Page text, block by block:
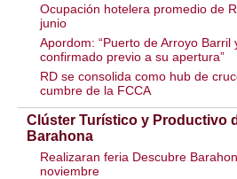
Ocupación hotelera promedio de
junio
Apordom: “Puerto de Arroyo
confirmado previo a su apertura”
RD se consolida como hub de
cumbre de la FCCA
Clúster Turístico y Productivo
Barahona
Realizaran feria Descubre
noviembre